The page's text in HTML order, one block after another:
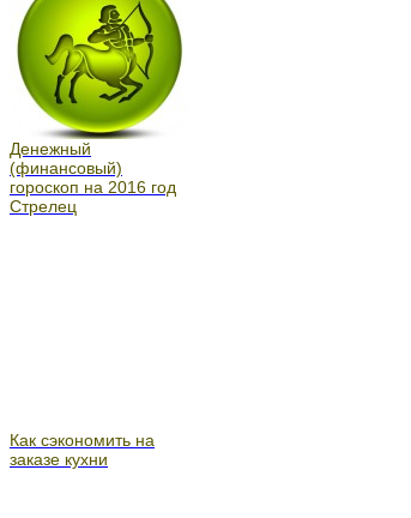
Денежный
(финансовый)
гороскоп на 2016 год
Стрелец
Как сэкономить на
заказе кухни